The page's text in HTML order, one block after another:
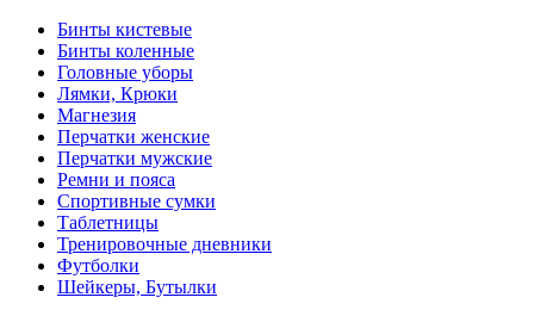
Бинты кистевые
Бинты коленные
Головные уборы
Лямки, Крюки
Магнезия
Перчатки женские
Перчатки мужские
Ремни и пояса
Спортивные сумки
Таблетницы
Тренировочные дневники
Футболки
Шейкеры, Бутылки